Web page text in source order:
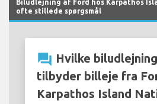
Biludlejning af Ford hos Karpathos
ofte stillede spørgsmål
question_answer Hvilke
tilbyder billeje fra
Karpathos Island